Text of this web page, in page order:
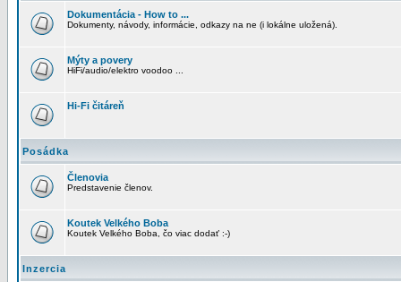
Dokumentácia - How to ...
Dokumenty, návody, informácie, odkazy na ne (i lokálne uložená).
Mýty a povery
HiFi/audio/elektro voodoo ...
Hi-Fi čitáreň
Posádka
Členovia
Predstavenie členov.
Koutek Velkého Boba
Koutek Velkého Boba, čo viac dodať :-)
Inzercia